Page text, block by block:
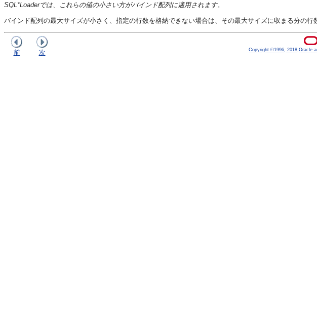
SQL*Loaderでは、これらの値の小さい方がバインド配列に適用されます。
バインド配列の最大サイズが小さく、指定の行数を格納できない場合は、その最大サイズに収まる分の行
前 次 Copyright ©1996, 2018,Oracle